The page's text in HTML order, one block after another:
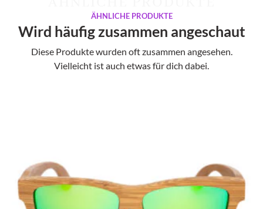
ÄHNLICHE PRODUKTE
Wird häufig zusammen angeschaut
Diese Produkte wurden oft zusammen angesehen.
Vielleicht ist auch etwas für dich dabei.